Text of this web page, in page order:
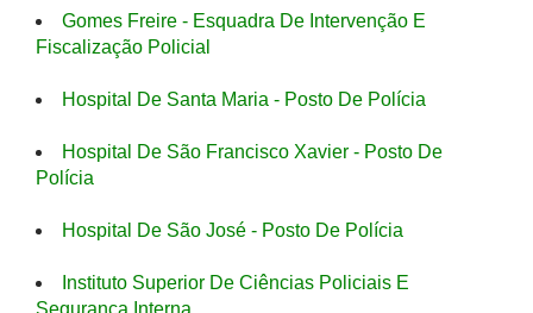
Gomes Freire - Esquadra De Intervenção E
Fiscalização Policial
Hospital De Santa Maria - Posto De Polícia
Hospital De São Francisco Xavier - Posto De
Polícia
Hospital De São José - Posto De Polícia
Instituto Superior De Ciências Policiais E
Segurança Interna